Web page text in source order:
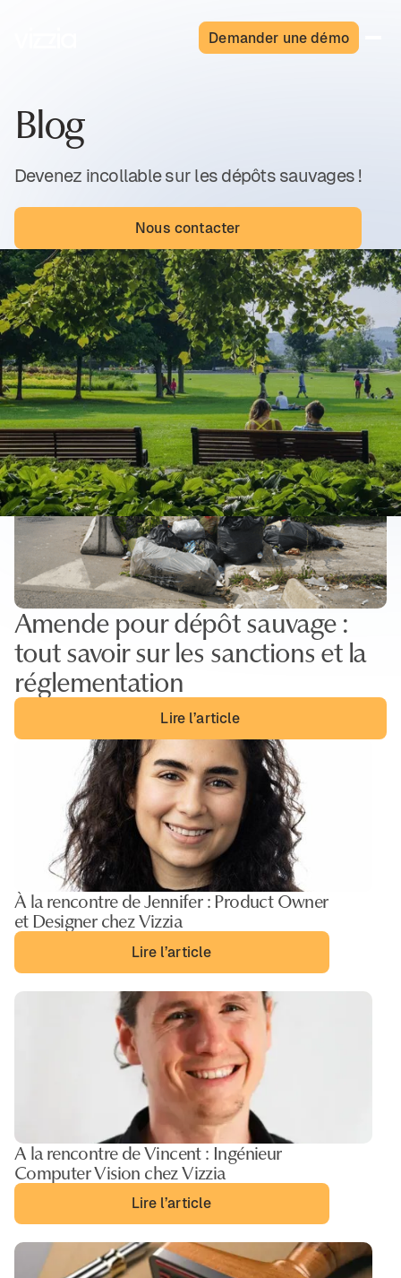
Demander une démo
Blog
Devenez incollable sur les dépôts sauvages !
Nous contacter
Articles
Amende pour dépôt sauvage :
tout savoir sur les sanctions et la
réglementation
Lire l’article
À la rencontre de Jennifer : Product Owner
et Designer chez Vizzia
Lire l’article
A la rencontre de Vincent : Ingénieur
Computer Vision chez Vizzia
Lire l’article